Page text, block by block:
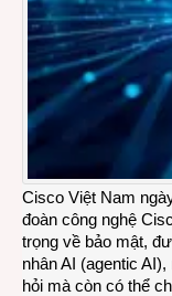
Cisco Việt Nam
đoàn công nghệ
trọng về bảo mật,
nhân AI (agentic
hỏi mà còn có thể